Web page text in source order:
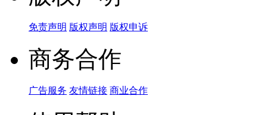
免责声明 版权声明 版权申诉
商务合作
广告服务 友情链接 商业合作